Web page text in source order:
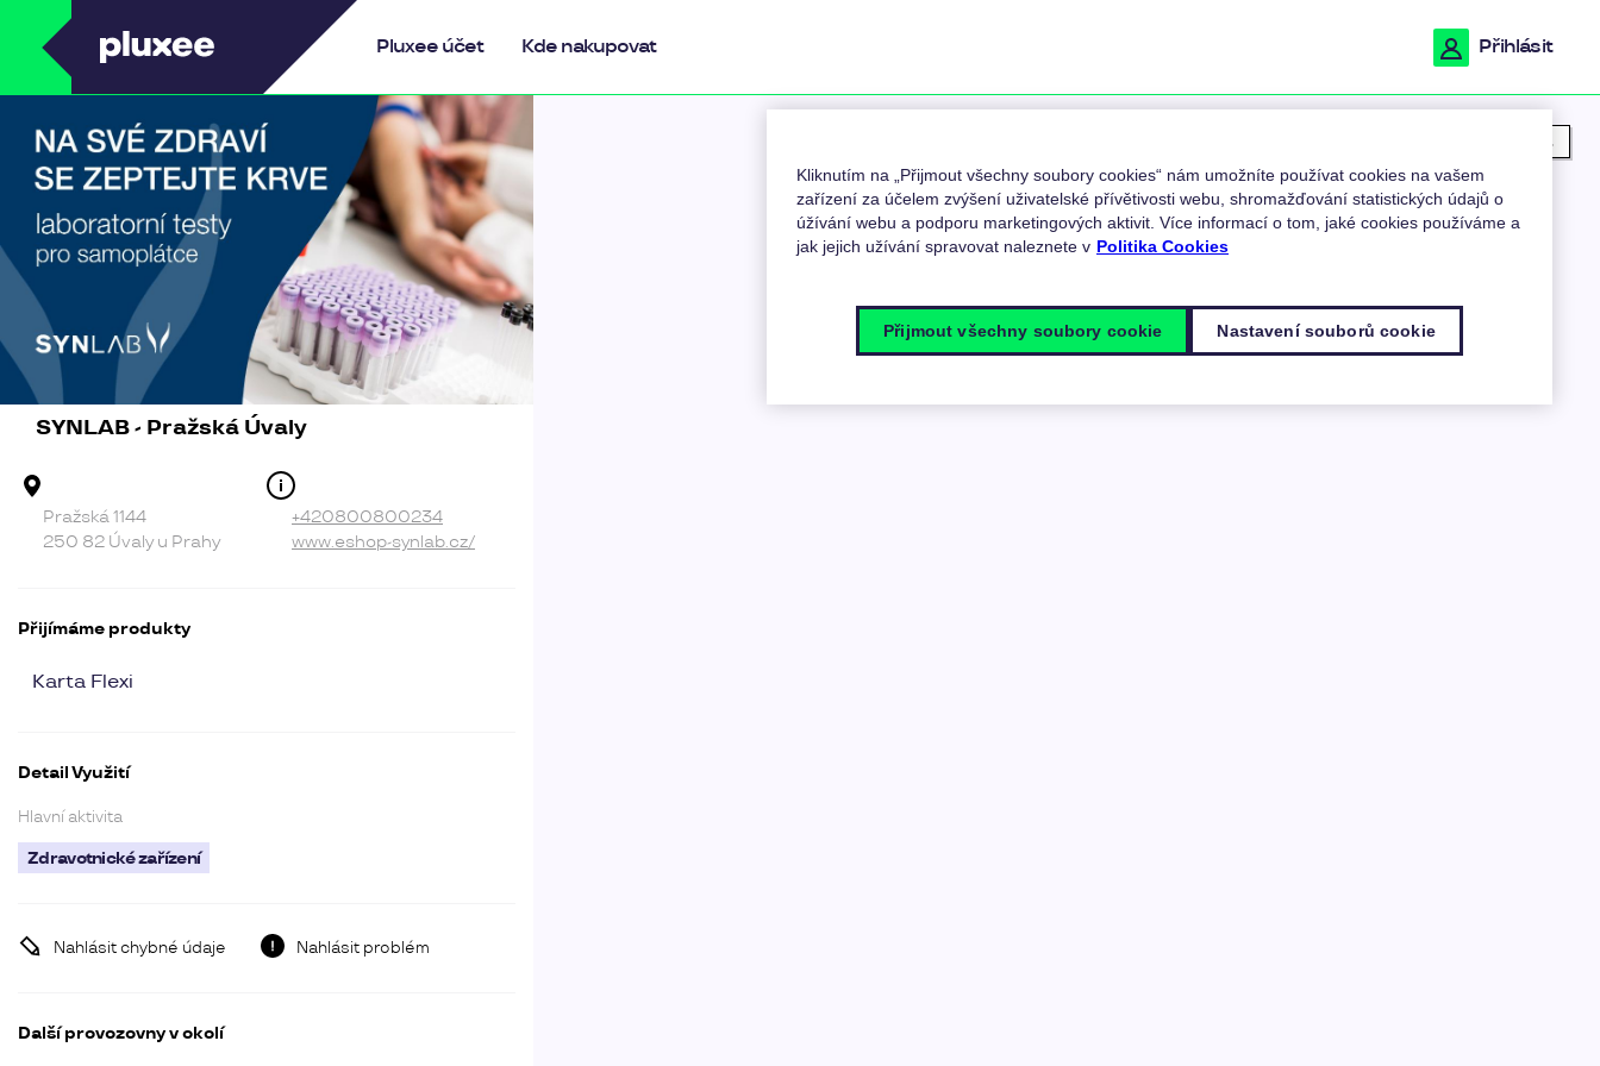
PluxeePluxee účet Kde nakupovat Přihlásit
Moje poloha
SYNLAB - Pražská Úvaly
Pražská 1144
250 82 Úvaly u Prahy
+420800800234
www.eshop-synlab.cz/
Přijímáme produkty
Karta Flexi
Detail Využití
Hlavní aktivita
Zdravotnické zařízení
Nahlásit chybné údaje Nahlásit problém
Další provozovny v okolí
Kliknutím na „Přijmout všechny soubory cookies“ nám umožníte používat cookies na vašem
zařízení za účelem zvýšení uživatelské přívětivosti webu, shromažďování statistických údajů o
úžívání webu a podporu marketingových aktivit. Více informací o tom, jaké cookies používáme a
jak jejich užívání spravovat naleznete v Politika Cookies
Nastavení souborů cookie
Přijmout všechny soubory cookie